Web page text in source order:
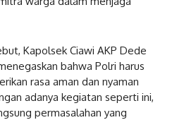
Kapolsek Ciawi AKP Dede
bahwa Polri harus
rasa aman dan nyaman
adanya kegiatan seperti ini,
permasalahan yang